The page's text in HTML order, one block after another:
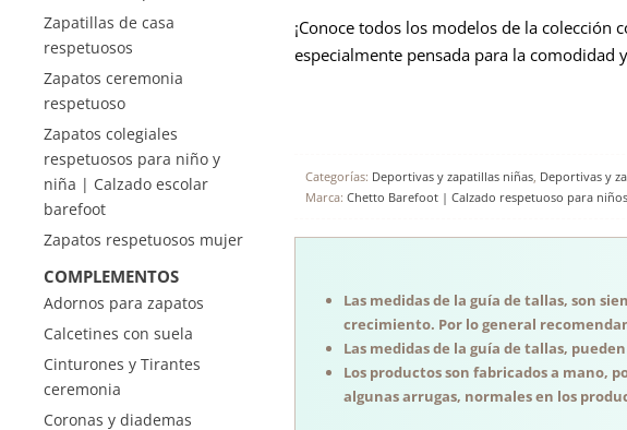
¡Conoce todos los modelos de la colección
especialmente pensada para la comodidad
Categorías: Deportivas y zapatillas niñas, Deportivas y
Marca: Chetto Barefoot | Calzado respetuoso para niños
Las medidas de la guía de tallas, son
crecimiento. Por lo general
Las medidas de la guía de tallas,
Los productos son fabricados a mano,
algunas arrugas, normales en los
Zapatillas de casa
respetuosos
Zapatos ceremonia
respetuoso
Zapatos colegiales
respetuosos para niño y
niña | Calzado escolar
barefoot
Zapatos respetuosos mujer
COMPLEMENTOS
Adornos para zapatos
Calcetines con suela
Cinturones y Tirantes
ceremonia
Coronas y diademas